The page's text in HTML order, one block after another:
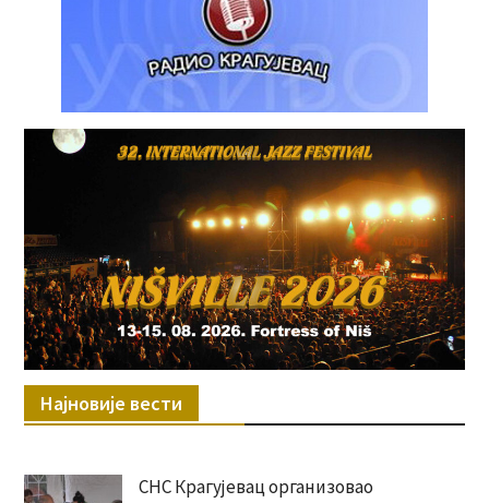
Најновије вести
СНС Крагујевац организовао